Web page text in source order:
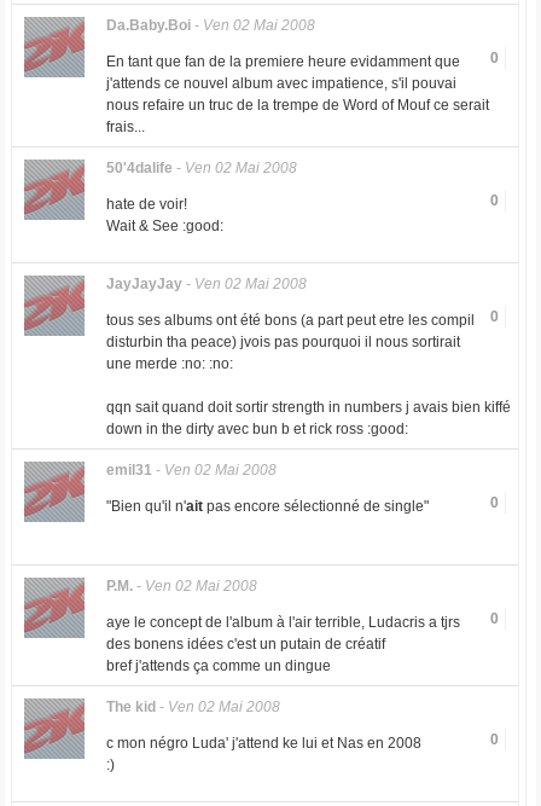
Da.Baby.Boi- Ven 02 Mai 2008
0
En tant que fan de la premiere heure evidamment que
j'attends ce nouvel album avec impatience, s'il pouvai
nous refaire un truc de la trempe de Word of Mouf ce serait
frais...
50'4dalife - Ven 02 Mai 2008
0
hate de voir!
Wait & See :good:
JayJayJay- Ven 02 Mai 2008
0
tous ses albums ont été bons (a part peut etre les compil
disturbin tha peace) jvois pas pourquoi il nous sortirait
une merde :no: :no:
qqn sait quand doit sortir strength in numbers j avais bien kiffé
down in the dirty avec bun b et rick ross :good:
emil31- Ven 02 Mai 2008
0
"Bien qu'il n'aitpas encore sélectionné de single"
P.M.- Ven 02 Mai 2008
0
aye le concept de l'album à l'air terrible, Ludacris a tjrs
des bonens idées c'est un putain de créatif
bref j'attends ça comme un dingue
The kid - Ven 02 Mai 2008
0
c mon négro Luda' j'attend ke lui et Nas en 2008
:)